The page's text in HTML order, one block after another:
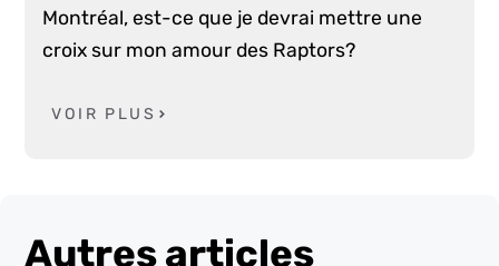
Montréal, est-ce que je devrai mettre une
croix sur mon amour des Raptors?
VOIR PLUS
Autres articles